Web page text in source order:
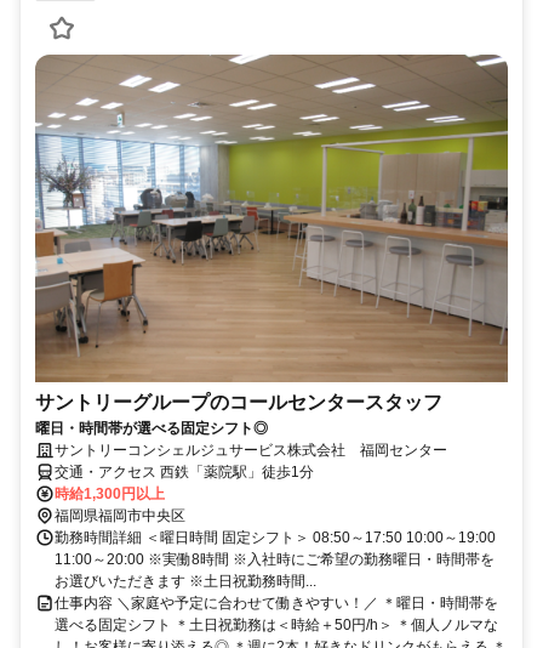
サントリーグループのコールセンタースタッフ
曜日・時間帯が選べる固定シフト◎
サントリーコンシェルジュサービス株式会社 福岡センター
交通・アクセス 西鉄「薬院駅」徒歩1分
時給1,300円以上
福岡県福岡市中央区
勤務時間詳細 ＜曜日時間 固定シフト＞ 08:50～17:50 10:00～19:00
11:00～20:00 ※実働8時間 ※入社時にご希望の勤務曜日・時間帯を
お選びいただきます ※土日祝勤務時間...
仕事内容 ＼家庭や予定に合わせて働きやすい！／ ＊曜日・時間帯を
選べる固定シフト ＊土日祝勤務は＜時給＋50円/h＞ ＊個人ノルマな